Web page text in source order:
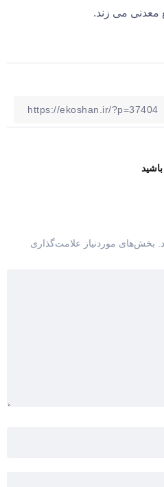
معدنی می زند.
بخش‌های موردنیاز علامت‌گذاری